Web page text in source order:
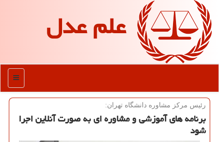
علم عدل
منو
رئیس مركز مشاوره دانشگاه تهران:
برنامه های آموزشی و مشاوره ای به صورت آنلاین اجرا
شود